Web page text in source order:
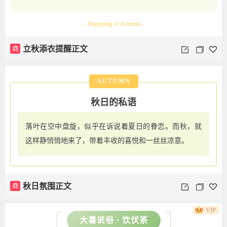
- Beginning of Autumn -
商 立秋添衣提醒正文
AUTUMN
秋日的私语
落叶在空中盘旋，似乎在诉说着夏日的眷恋。而秋，就
这样静悄悄地来了，带着丰收的喜悦和一丝丝凉意。
商 秋日氛围正文
大暑说俗 · 饮伏茶
VIP